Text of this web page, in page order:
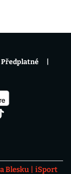
Blesku
iSport
Předplatné